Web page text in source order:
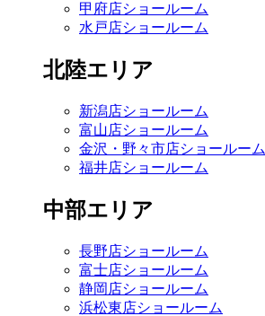
甲府店ショールーム
水戸店ショールーム
北陸エリア
新潟店ショールーム
富山店ショールーム
金沢・野々市店ショールーム
福井店ショールーム
中部エリア
長野店ショールーム
富士店ショールーム
静岡店ショールーム
浜松東店ショールーム